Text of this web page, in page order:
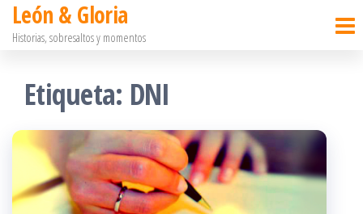
Saltar
contenido
León & Gloria
Historias, sobresaltos y momentos
Etiqueta: DNI